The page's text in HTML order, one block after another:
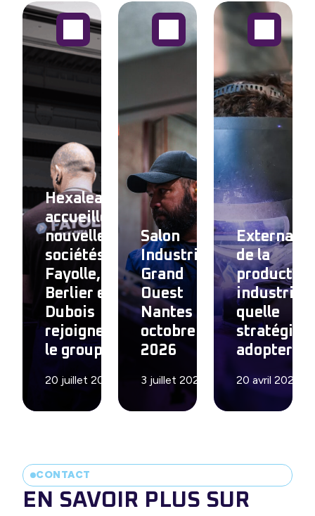
Hexalean
accueille 3
nouvelles
sociétés :
Fayolle,
Berlier et
Dubois
rejoignent
le groupe
20 juillet 2026
Salon
Industrie
Grand
Ouest
Nantes –
octobre
2026
3 juillet 2026
de la
production
quelle
stratégie
adopter ?
20 avril 2026
CONTACT
EN SAVOIR PLUS SUR